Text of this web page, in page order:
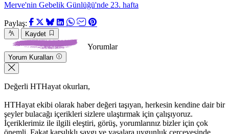
Merve'nin Gebelik Günlüğü'nde 23. hafta
Paylaş:
Kaydet
Yorumlar
Yorum Kuralları
Değerli HTHayat okurları,
HTHayat ekibi olarak haber değeri taşıyan, herkesin kendine dair bir
şeyler bulacağı içerikleri sizlere ulaştırmak için çalışıyoruz.
İçeriklerimiz ile ilgili eleştiri, görüş, yorumlarınız bizler için çok